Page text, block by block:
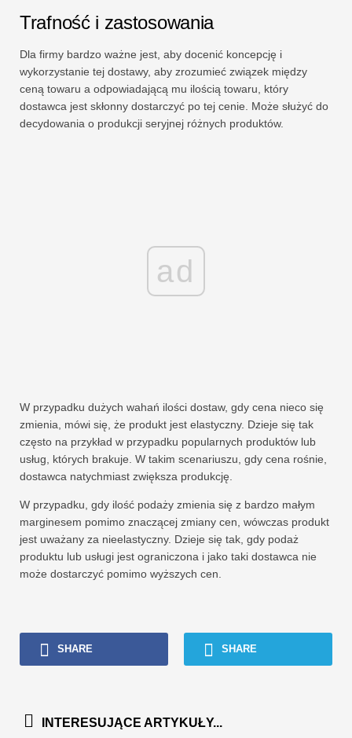
Trafność i zastosowania
Dla firmy bardzo ważne jest, aby docenić koncepcję i
wykorzystanie tej dostawy, aby zrozumieć związek między
ceną towaru a odpowiadającą mu ilością towaru, który
dostawca jest skłonny dostarczyć po tej cenie. Może służyć do
decydowania o produkcji seryjnej różnych produktów.
ad
W przypadku dużych wahań ilości dostaw, gdy cena nieco się
zmienia, mówi się, że produkt jest elastyczny. Dzieje się tak
często na przykład w przypadku popularnych produktów lub
usług, których brakuje. W takim scenariuszu, gdy cena rośnie,
dostawca natychmiast zwiększa produkcję.
W przypadku, gdy ilość podaży zmienia się z bardzo małym
marginesem pomimo znaczącej zmiany cen, wówczas produkt
jest uważany za nieelastyczny. Dzieje się tak, gdy podaż
produktu lub usługi jest ograniczona i jako taki dostawca nie
może dostarczyć pomimo wyższych cen.
SHARE SHARE
INTERESUJĄCE ARTYKUŁY...